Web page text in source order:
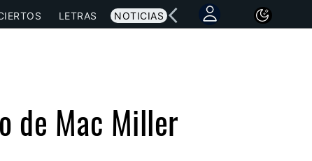
LETRAS NOTICIAS
de Mac Miller